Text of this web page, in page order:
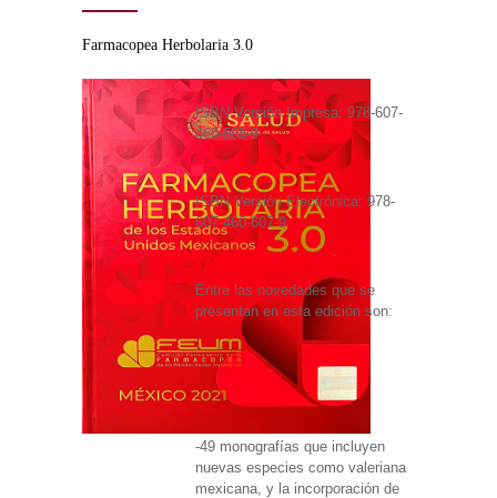
Farmacopea Herbolaria 3.0
ISBN Versión Impresa: 978-607-
460-608-9
ISBN Versión Electrónica: 978-
607-460-607-9
Entre las novedades que se
presentan en esta edición son:
-49 monografías que incluyen
nuevas especies como valeriana
mexicana, y la incorporación de